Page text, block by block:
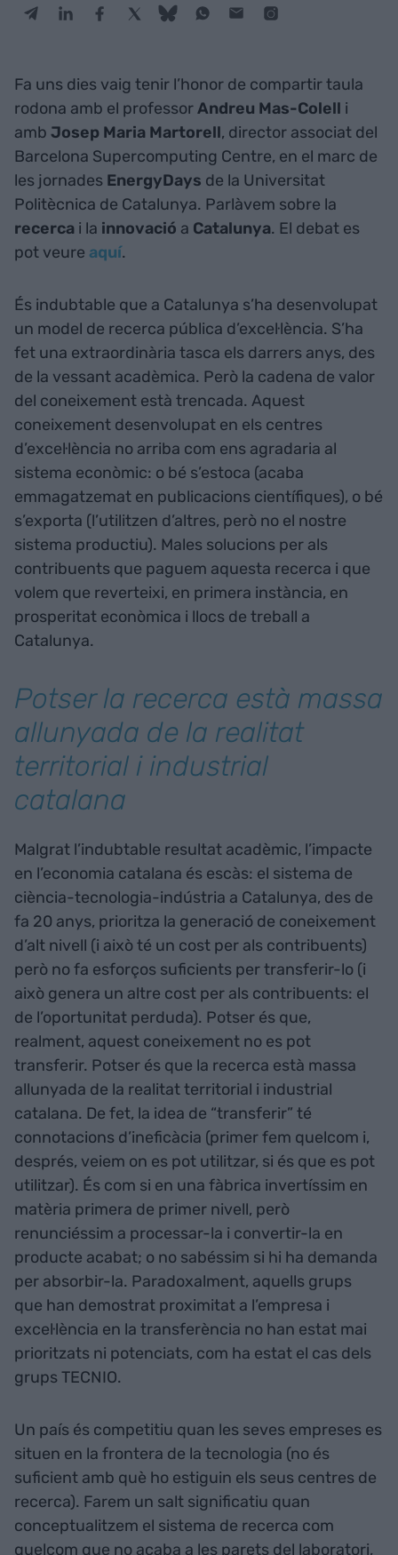
Fa uns dies vaig tenir l’honor de compartir taula
rodona amb el professorAndreu Mas-Colell i
amb Josep Maria Martorell, director associat del
Barcelona Supercomputing Centre, en el marc de
les jornades EnergyDays de la Universitat
Politècnica de Catalunya. Parlàvem sobre la
recerca i la innovació a Catalunya. El debat es
pot veure aquí.
És indubtable que a Catalunya s’ha desenvolupat
un model de recerca pública d’excel·lència. S’ha
fet una extraordinària tasca els darrers anys, des
de la vessant acadèmica. Però la cadena de valor
del coneixement està trencada. Aquest
coneixement desenvolupat en els centres
d’excel·lència no arriba com ens agradaria al
sistema econòmic: o bé s’estoca (acaba
emmagatzemat en publicacions científiques), o bé
s’exporta (l’utilitzen d’altres, però no el nostre
sistema productiu). Males solucions per als
contribuents que paguem aquesta recerca i que
volem que reverteixi, en primera instància, en
prosperitat econòmica i llocs de treball a
Catalunya.
Potser la recerca està massa
allunyada de la realitat
territorial i industrial
catalana
Malgrat l’indubtable resultat acadèmic, l’impacte
en l’economia catalana és escàs: el sistema de
ciència-tecnologia-indústria a Catalunya, des de
fa 20 anys, prioritza la generació de coneixement
d’alt nivell (i això té un cost per als contribuents)
però no fa esforços suficients per transferir-lo (i
això genera un altre cost per als contribuents: el
de l’oportunitat perduda). Potser és que,
realment, aquest coneixement no es pot
transferir. Potser és que la recerca està massa
allunyada de la realitat territorial i industrial
catalana. De fet, la idea de “transferir” té
connotacions d’ineficàcia (primer fem quelcom i,
després, veiem on es pot utilitzar, si és que es pot
utilitzar). És com si en una fàbrica invertíssim en
matèria primera de primer nivell, però
renunciéssim a processar-la i convertir-la en
producte acabat; o no sabéssim si hi ha demanda
per absorbir-la. Paradoxalment, aquells grups
que han demostrat proximitat a l’empresa i
excel·lència en la transferència no han estat mai
prioritzats ni potenciats, com ha estat el cas dels
grups TECNIO.
Un país és competitiu quan les seves empreses es
situen en la frontera de la tecnologia (no és
suficient amb què ho estiguin els seus centres de
recerca). Farem un salt significatiu quan
conceptualitzem el sistema de recerca com
quelcom que no acaba a les parets del laboratori,